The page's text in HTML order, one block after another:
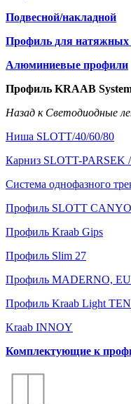
Подвесной/накладной
Профиль для натяжных
Алюминиевые профили
Профиль KRAAB
Назад к Светодиодные
Ниша SLOTT/40/60/80
Карниз SLOTT-PARSEK
Система однофазного
Профиль SLOTT
Профиль Kraab Gips
Профиль Slim 27
Профиль MADERNO,
Профиль Kraab Light TEN
Kraab INNOY
Комплектующие к